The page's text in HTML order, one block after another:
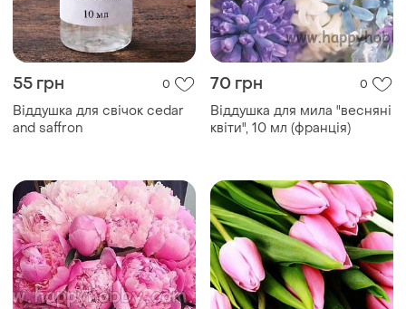
55 грн 0
Віддушка для свічок cedar
and saffron
70 грн 0
Віддушка для мила "весняні
квіти", 10 мл (франція)